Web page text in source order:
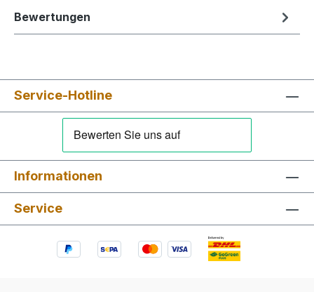
Bewertungen
Service-Hotline
Informationen
Service